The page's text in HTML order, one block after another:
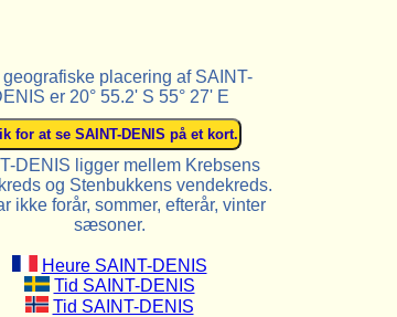
placering af SAINT-
er 20° 55.2' S 55° 27' E
DENIS ligger mellem Krebsens
og Stenbukkens vendekreds.
ikke forår, sommer, efterår, vinter
sæsoner.
Heure SAINT-DENIS
Tid SAINT-DENIS
Tid SAINT-DENIS